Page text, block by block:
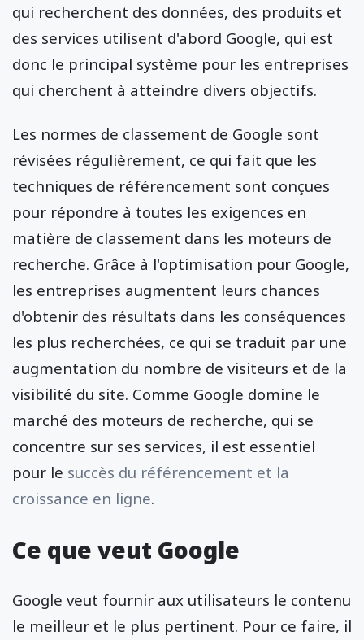
qui recherchent des données, des produits et
des services utilisent d'abord Google, qui est
donc le principal système pour les entreprises
qui cherchent à atteindre divers objectifs.
Les normes de classement de Google sont
révisées régulièrement, ce qui fait que les
techniques de référencement sont conçues
pour répondre à toutes les exigences en
matière de classement dans les moteurs de
recherche. Grâce à l'optimisation pour Google,
les entreprises augmentent leurs chances
d'obtenir des résultats dans les conséquences
les plus recherchées, ce qui se traduit par une
augmentation du nombre de visiteurs et de la
visibilité du site. Comme Google domine le
marché des moteurs de recherche, qui se
concentre sur ses services, il est essentiel
pour le succès du référencement et la
croissance en ligne.
Ce que veut Google
Google veut fournir aux utilisateurs le contenu
le meilleur et le plus pertinent. Pour ce faire, il